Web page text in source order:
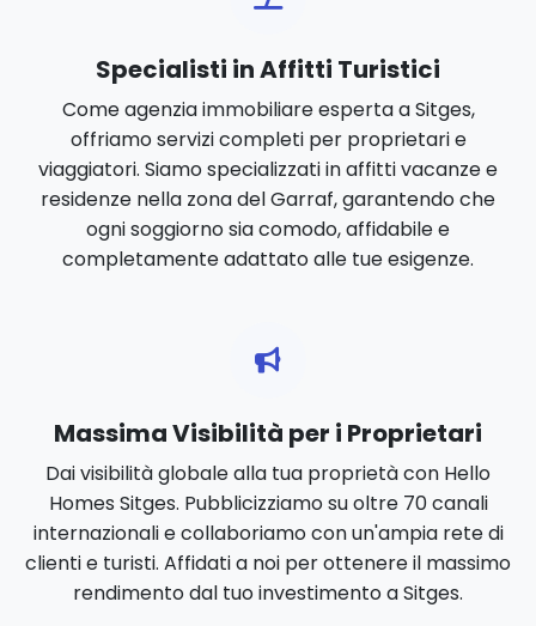
Specialisti in Affitti Turistici
Come agenzia immobiliare esperta a Sitges,
offriamo servizi completi per proprietari e
viaggiatori. Siamo specializzati in affitti vacanze e
residenze nella zona del Garraf, garantendo che
ogni soggiorno sia comodo, affidabile e
completamente adattato alle tue esigenze.
Massima Visibilità per i Proprietari
Dai visibilità globale alla tua proprietà con Hello
Homes Sitges. Pubblicizziamo su oltre 70 canali
internazionali e collaboriamo con un'ampia rete di
clienti e turisti. Affidati a noi per ottenere il massimo
rendimento dal tuo investimento a Sitges.